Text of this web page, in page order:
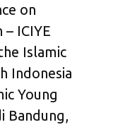
on
ICIYE
Islamic
Indonesia
Young
Bandung,